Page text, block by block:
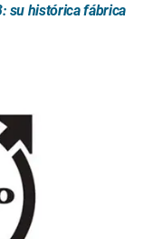
su histórica fábrica